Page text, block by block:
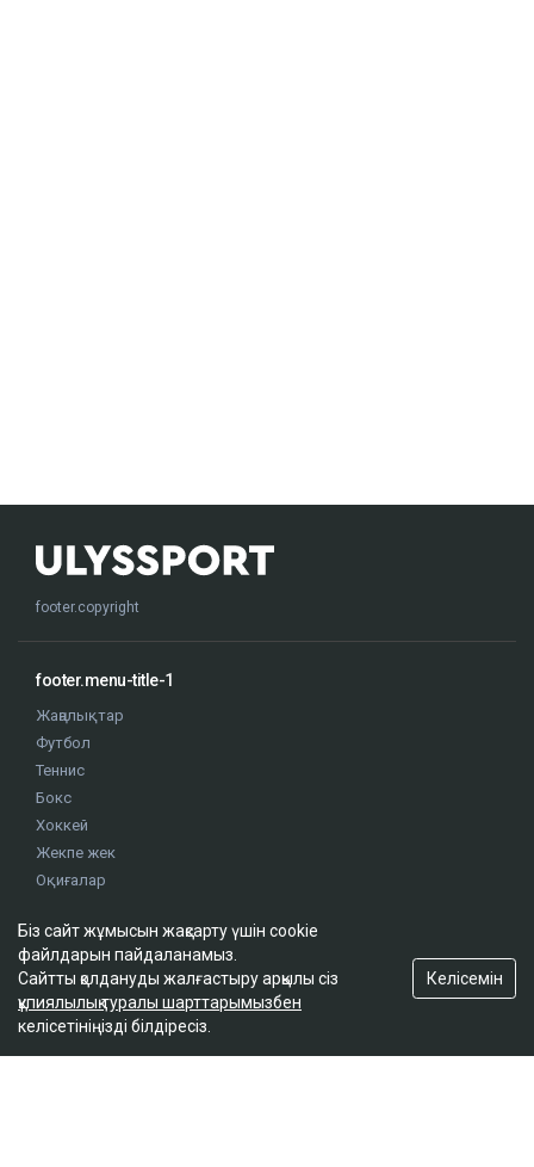
footer.copyright
footer.menu-title-1
Жаңалықтар
Футбол
Теннис
Бокс
Хоккей
Жекпе жек
Оқиғалар
footer.menu-title-2
О проекте
Правила сайта
Біз сайт жұмысын жақсарту үшін cookie
файлдарын пайдаланамыз.
Сайтты қолдануды жалғастыру арқылы сіз
құпиялылық туралы шарттарымызбен
келісетініңізді білдіресіз.
Келісемін